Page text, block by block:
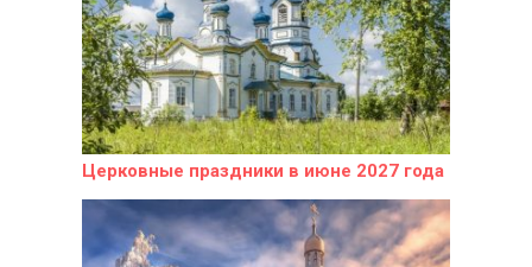
Церковные праздники в июне 2027 года